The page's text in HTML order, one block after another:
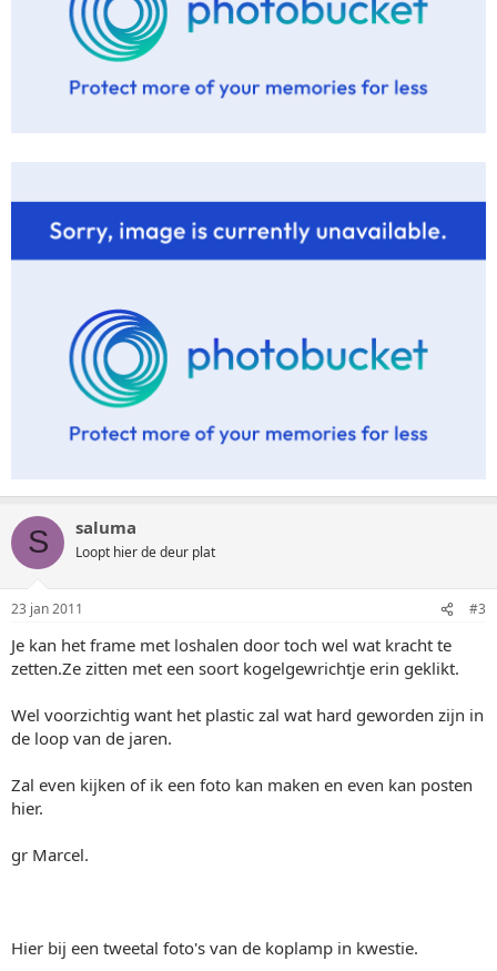
S saluma
Loopt hier de deur plat
23 jan 2011 #3
Je kan het frame met loshalen door toch wel wat kracht te
zetten.Ze zitten met een soort kogelgewrichtje erin geklikt.
Wel voorzichtig want het plastic zal wat hard geworden zijn in
de loop van de jaren.
Zal even kijken of ik een foto kan maken en even kan posten
hier.
gr Marcel.
Hier bij een tweetal foto's van de koplamp in kwestie.